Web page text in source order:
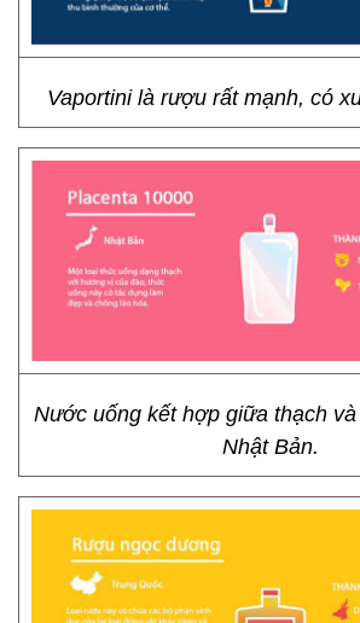
Vaportini là rượu rất mạnh, có
Nước uống kết hợp giữa thạch
Nhật Bản.